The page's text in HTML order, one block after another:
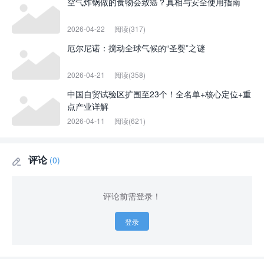
2026-04-22 阅读(317)
厄尔尼诺：搅动全球气候的“圣婴”之谜
2026-04-21 阅读(358)
中国自贸试验区扩围至23个！全名单+核心定位+重
点产业详解
2026-04-11 阅读(621)
 评论 (0)
评论前需登录！
登录